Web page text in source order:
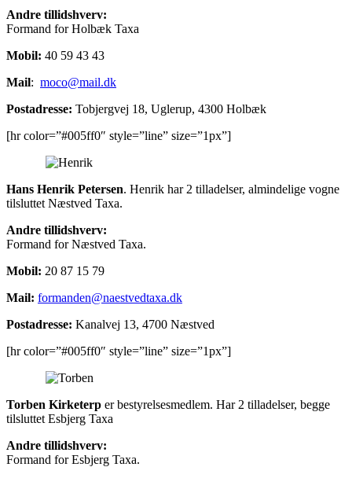
Andre tillidshverv:
Formand for Holbæk Taxa
Mobil: 40 59 43 43
Mail: moco@mail.dk
Postadresse: Tobjergvej 18, Uglerup, 4300 Holbæk
[hr color=”#005ff0″ style=”line” size=”1px”]
Hans Henrik Petersen. Henrik har 2 tilladelser, almindelige vogne
tilsluttet Næstved Taxa.
Andre tillidshverv:
Formand for Næstved Taxa.
Mobil: 20 87 15 79
Mail: formanden@naestvedtaxa.dk
Postadresse: Kanalvej 13, 4700 Næstved
[hr color=”#005ff0″ style=”line” size=”1px”]
Torben Kirketerp er bestyrelsesmedlem. Har 2 tilladelser, begge
tilsluttet Esbjerg Taxa
Andre tillidshverv:
Formand for Esbjerg Taxa.